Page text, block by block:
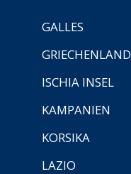
GALLES
GRIECHENLAND
ISCHIA INSEL
KAMPANIEN
KORSIKA
LAZIO